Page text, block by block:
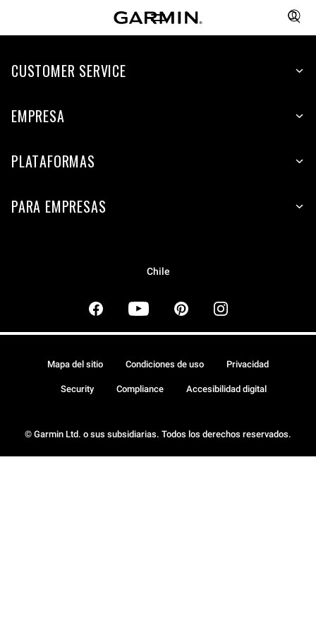
CUSTOMER SERVICE
EMPRESA
PLATAFORMAS
PARA EMPRESAS
Chile
© Garmin Ltd. o sus subsidiarias. Todos los derechos reservados.
Mapa del sitio Condiciones de uso Privacidad
Security Compliance Accesibilidad digital